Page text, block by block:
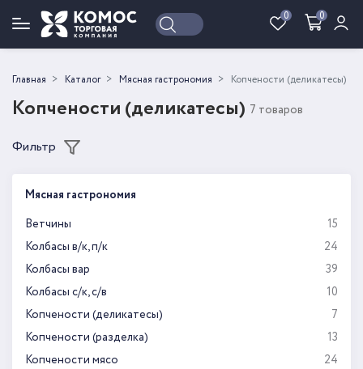
0 0
Войти Регистрация
Главная Каталог Мясная гастрономия Копчености (деликатесы)
Копчености (деликатесы) 7 товаров
Фильтр
Мясная гастрономия
Ветчины
15
Колбасы в/к, п/к
24
Колбасы вар
39
Колбасы с/к, с/в
10
Копчености (деликатесы)
7
Копчености (разделка)
13
Копчености мясо
24